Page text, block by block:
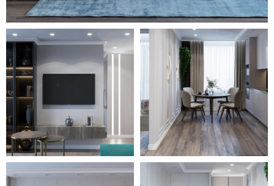
общая светлая атмосфера
делают интерьер
удивительным, необычным и
очень уютным.